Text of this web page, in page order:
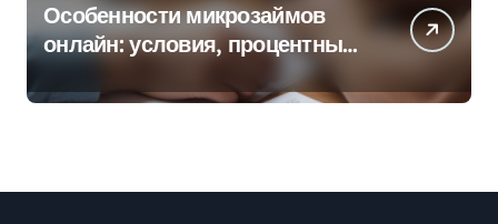
Особенности микрозаймов
онлайн: условия, процентные
ставки и порядок оформления